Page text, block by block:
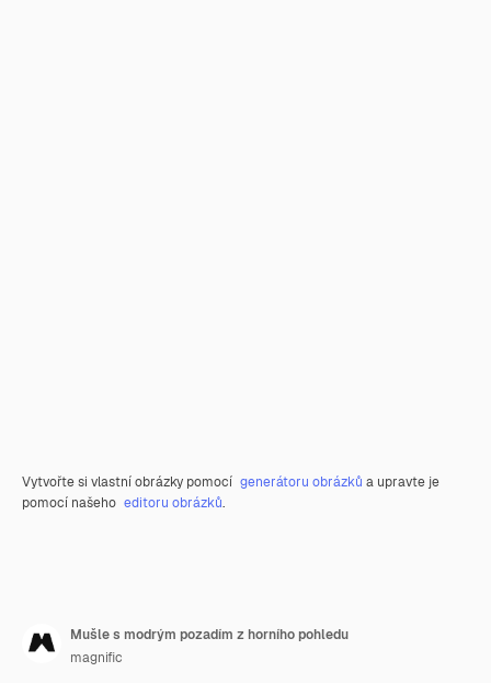
Vytvořte si vlastní obrázky pomocí generátoru obrázků a upravte je
pomocí našeho editoru obrázků.
Mušle s modrým pozadím z horního pohledu
magnific